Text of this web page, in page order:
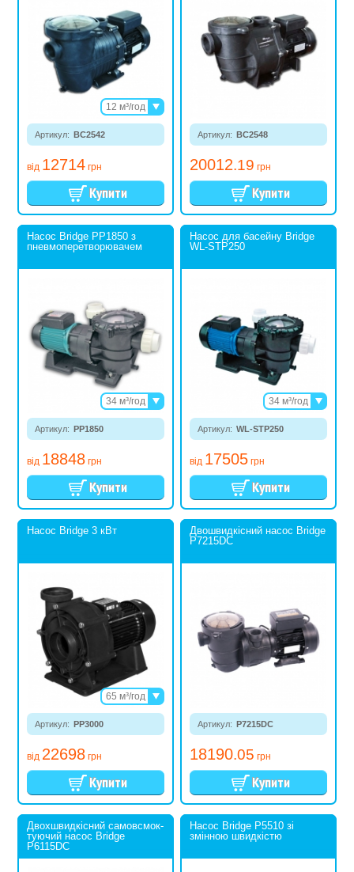
Артикул: BC2542
від 12714 грн
12 м³/год
17 м³/год
Артикул: BC2548
20012.19 грн
Насос Bridge PP1850 з
пневмоперетворювачем
Артикул: PP1850
від 18848 грн
34 м³/год
38 м³/год
Насос для басейну Bridge
WL-STP250
Артикул: WL-STP250
від 17505 грн
34 м³/год
38 м³/год
Насос Bridge 3 кВт
Артикул: PP3000
від 22698 грн
65 м³/год
85 м³/год
Двошвидкісний насос Bridge
P7215DC
Артикул: P7215DC
18190.05 грн
Двохшвидкісний самовсмок­
туючий насос Bridge
P6115DC
Насос Bridge P5510 зі
змінною швидкістю